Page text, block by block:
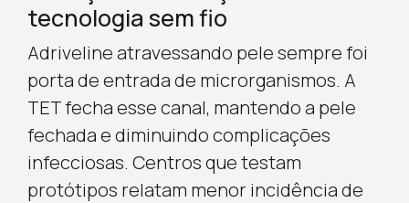
tecnologia sem fio
Adriveline atravessando pele sempre foi
porta de entrada de microrganismos. A
TET fecha esse canal, mantendo a pele
fechada e diminuindo complicações
infecciosas. Centros que testam
protótipos relatam menor incidência de